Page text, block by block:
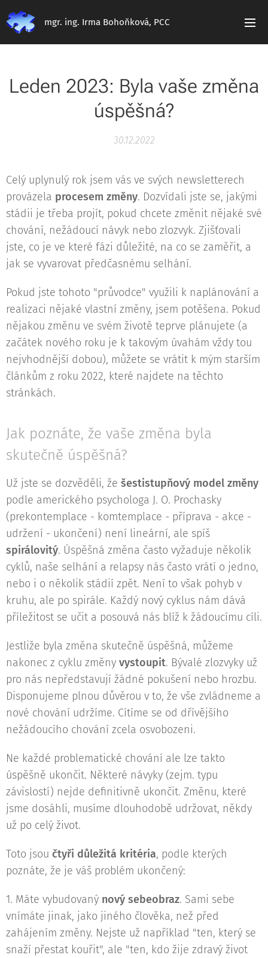
mgr. ing. Irma Bohoňková, PCC
Leden 2023: Byla vaše změna
úspěšná?
30.12.2022
Celý uplynulý rok jsem vás ve svých newsletterech
provázela procesem změny. Dozvídali jste se, jakými
stádii je třeba projít, pokud chcete změnit nějaké své
chování, nežádoucí návyk nebo zlozvyk. Zjišťovali
jste, co je ve které fázi důležité, na co se zaměřit, a
jak se vyvarovat předčasnému selhání.
Pokud jste tohoto "průvodce" využili k naplánování a
realizaci nějaké vlastní změny, jsem potěšena. Pokud
nějakou změnu ve svém životě teprve plánujete (a
začátek nového roku je k takovým úvahám vždy tou
nejvhodnější dobou), můžete se vrátit k mým starším
článkům z roku 2022, které najdete na těchto
stránkách.
Jak poznáte, že vaše změna byla
skutečně úspěšná?
Už jste se dozvěděli, že šestistupňový model změny
podle amerického psychologa J. O. Prochasky
(prekontemplace - komtemplace - příprava - akce -
udržení - ukončení) není lineární, ale spíš
spirálovitý. Úspěšná změna často vyžaduje několik
cyklů, naše selhání a relapsy nás často vrátí o jedno,
nebo i o několik stádií zpět. Není to však pohyb v
kruhu, ale po spirále. Každý nový cyklus nám dává
příležitost se učit a posouvá nás blíž k žádoucímu cíli.
Jestliže byla změna skutečně úspěšná, můžeme
nakonec z cyklu změny vystoupit. Bývalé zlozvyky už
pro nás nepředstavují žádné pokušení nebo hrozbu.
Disponujeme plnou důvěrou v to, že vše zvládneme a
nové chování udržíme. Cítíme se od dřívějšího
nežádoucího chování zcela osvobozeni.
Ne každé problematické chování ale lze takto
úspěšně ukončit. Některé návyky (zejm. typu
závislostí) nejde definitivně ukončit. Změnu, které
jsme dosáhli, musíme dlouhodobě udržovat, někdy
už po celý život.
Toto jsou čtyři důležitá kritéria, podle kterých
poznáte, že je váš problém ukončený:
1. Máte vybudovaný nový sebeobraz. Sami sebe
vnímáte jinak, jako jiného člověka, než před
zahájením změny. Nejste už například "ten, který se
snaží přestat kouřit", ale "ten, kdo žije zdravý život